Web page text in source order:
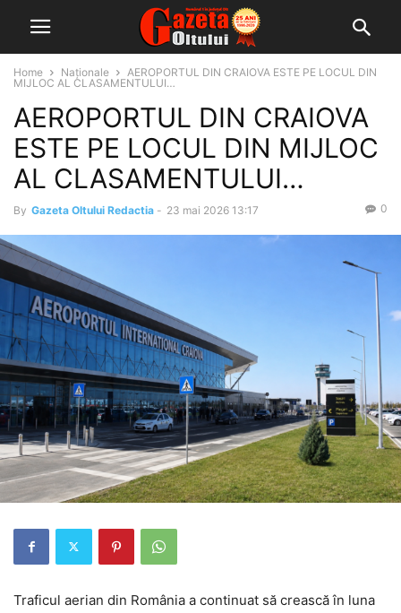
Home Naționale
AEROPORTUL DIN CRAIOVA ESTE PE LOCUL DIN
MIJLOC AL CLASAMENTULUI…
AEROPORTUL DIN CRAIOVA
ESTE PE LOCUL DIN MIJLOC
AL CLASAMENTULUI…
By Gazeta Oltului Redactia - 23 mai 2026 13:17 0
Traficul aerian din România a continuat să crească în luna